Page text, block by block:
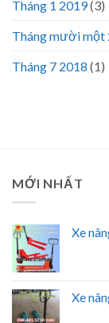
Tháng 1 2019(3)
Tháng mười một
Tháng 7 2018 (1)
MỚI NHẤT
Xe
Xe